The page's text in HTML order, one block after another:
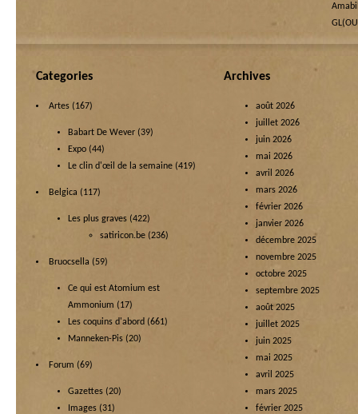
Categories
Artes (167)
Babart De Wever (39)
Expo (44)
Le clin d'œil de la semaine (419)
Belgica (117)
Les plus graves (422)
satiricon.be (236)
Bruocsella (59)
Ce qui est Atomium est
Ammonium (17)
Les coquins d'abord (661)
Manneken-Pis (20)
Forum (69)
Gazettes (20)
Images (31)
Archives
août 2026
juillet 2026
juin 2026
mai 2026
avril 2026
mars 2026
février 2026
janvier 2026
décembre 2025
novembre 2025
octobre 2025
septembre 2025
août 2025
juillet 2025
juin 2025
mai 2025
avril 2025
mars 2025
février 2025